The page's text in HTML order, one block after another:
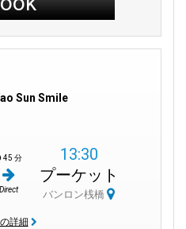
Sun Smile
45 分
Direct
13:30
プーケット
バンロン桟橋
詳細